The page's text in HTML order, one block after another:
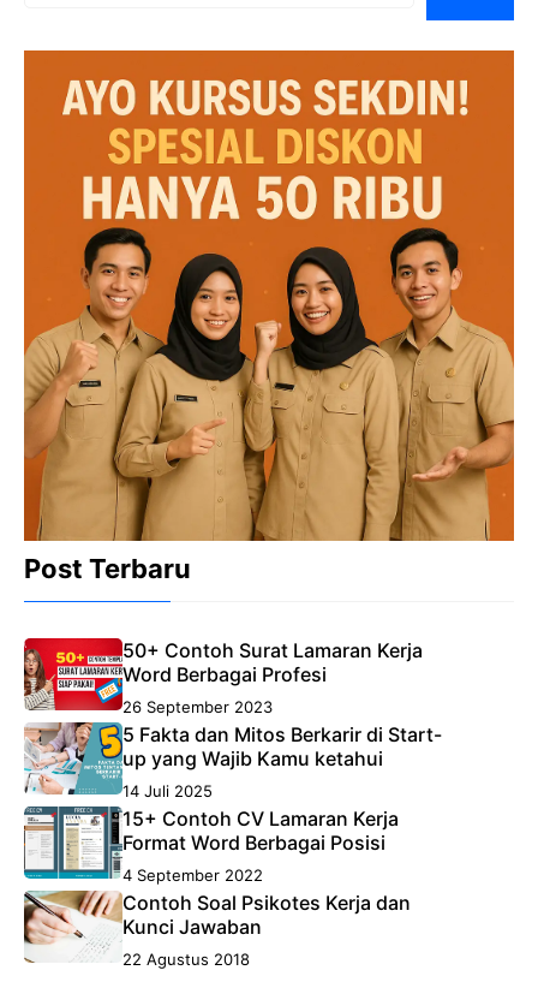
Post Terbaru
50+ Contoh Surat Lamaran Kerja
Word Berbagai Profesi
26 September 2023
5 Fakta dan Mitos Berkarir di Start-
up yang Wajib Kamu ketahui
14 Juli 2025
15+ Contoh CV Lamaran Kerja
Format Word Berbagai Posisi
4 September 2022
Contoh Soal Psikotes Kerja dan
Kunci Jawaban
22 Agustus 2018